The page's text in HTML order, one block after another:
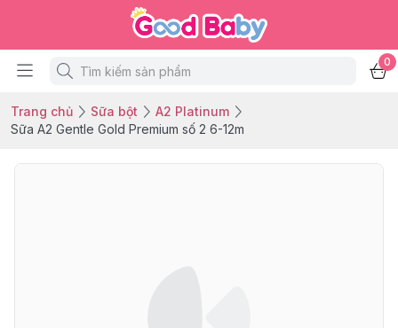
0
Trang chủ Sữa bột
A2 Platinum
Sữa A2 Gentle Gold Premium số 2 6-12m